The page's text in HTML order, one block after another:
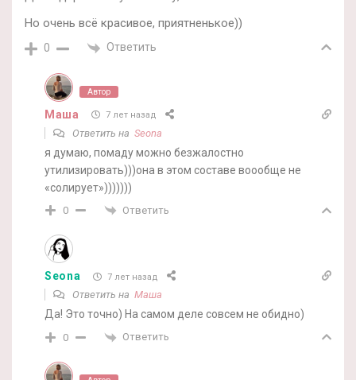
Но очень всё красивое, приятненькое))
0 Ответить
Автор
Маша 7 лет назад
Ответить на Seona
я думаю, помаду можно безжалостно
утилизировать)))она в этом составе воообще не
«солирует»)))))))
0 Ответить
Seona 7 лет назад
Ответить на Маша
Да! Это точно) На самом деле совсем не обидно)
0 Ответить